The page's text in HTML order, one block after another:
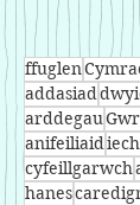
ffuglen
addasiad
arddegau
anifeiliaid
cyfeillgarwch
hanes